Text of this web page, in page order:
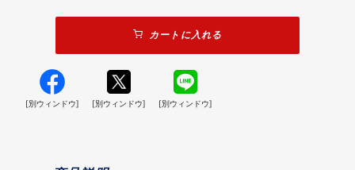
カートに入れる
[別ウィンドウ] [別ウィンドウ] [別ウィンドウ]